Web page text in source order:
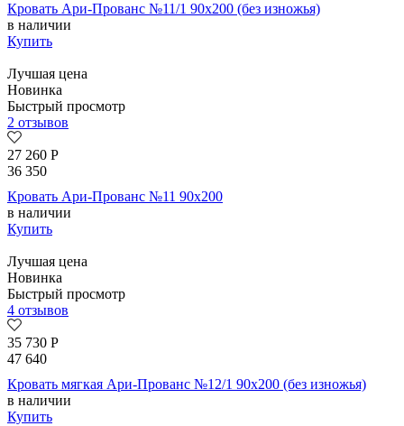
Кровать Ари-Прованс №11/1 90х200 (без изножья)
в наличии
Купить
Лучшая цена
Новинка
Быстрый просмотр
2 отзывов
27 260 Р
36 350
Кровать Ари-Прованс №11 90х200
в наличии
Купить
Лучшая цена
Новинка
Быстрый просмотр
4 отзывов
35 730 Р
47 640
Кровать мягкая Ари-Прованс №12/1 90х200 (без изножья)
в наличии
Купить